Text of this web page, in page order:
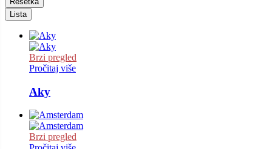
Lista
Brzi pregled
Pročitaj više
Aky
Brzi pregled